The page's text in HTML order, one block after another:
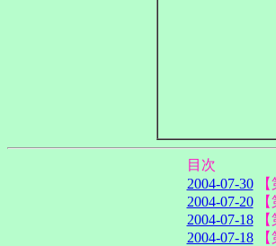
目次
2004-07-30【
2004-07-20【
2004-07-18【
2004-07-18【